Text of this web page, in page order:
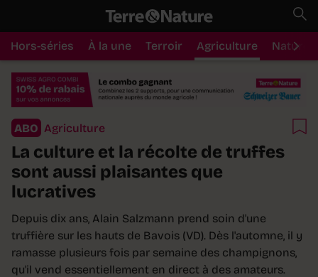
Hors-séries À la une Terroir Agriculture Nature
ABO Agriculture
La culture et la récolte de truffes
sont aussi plaisantes que
lucratives
Depuis dix ans, Alain Salzmann prend soin d'une
truffière sur les hauts de Bavois (VD). Dès l'automne, il y
ramasse plusieurs fois par semaine des champignons,
qu'il vend essentiellement en direct à des amateurs.